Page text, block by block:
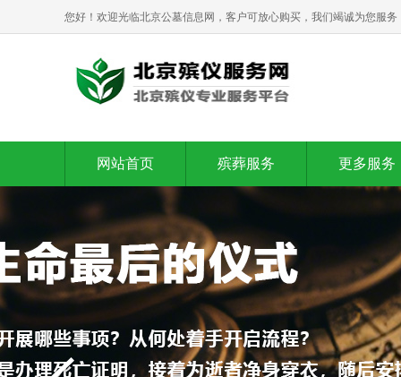
您好！欢迎光临北京公墓信息网，客户可放心购买，我们竭诚为您服务
网站首页 殡葬服务 更多服务